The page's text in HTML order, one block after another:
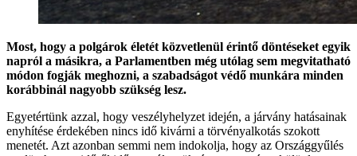
Most, hogy a polgárok életét közvetlenül érintő döntéseket egyik
napról a másikra, a Parlamentben még utólag sem megvitatható
módon fogják meghozni, a szabadságot védő munkára minden
korábbinál nagyobb szükség lesz.
Egyetértünk azzal, hogy veszélyhelyzet idején, a járvány hatásainak
enyhítése érdekében nincs idő kivárni a törvényalkotás szokott
menetét. Azt azonban semmi nem indokolja, hogy az Országgyűlés